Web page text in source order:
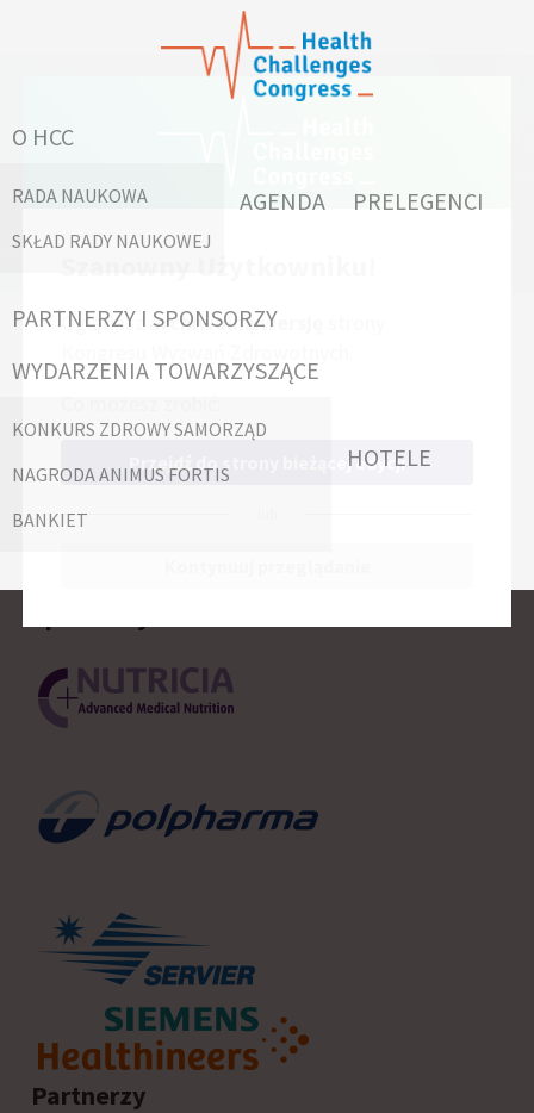
O HCC
RADA NAUKOWA
SKŁAD RADY NAUKOWEJ
AGENDA PRELEGENCI
PARTNERZY I SPONSORZY
WYDARZENIA TOWARZYSZĄCE
KONKURS ZDROWY SAMORZĄD
NAGRODA ANIMUS FORTIS
BANKIET
HOTELE
SPONSORZY
Współgospodarze
Partnerzy
Oglądasz archiwalną wersję
Przejdź do strony bieżącej edycji